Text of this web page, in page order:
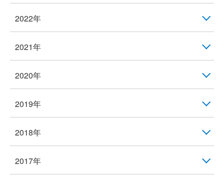
2022年
2021年
2020年
2019年
2018年
2017年